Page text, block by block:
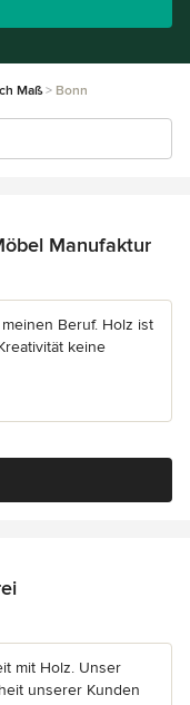
Maß Bonn
Manufaktur
Sternen
Beruf. Holz ist
keine
mit Holz. Unser
unserer Kunden